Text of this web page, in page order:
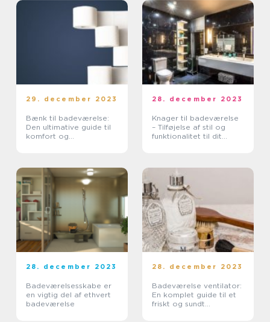
29. december 2023
Bænk til badeværelse:
Den ultimative guide til
komfort og
28. december 2023
Knager til badeværelse
– Tilføjelse af stil og
funktionalitet til dit
28. december 2023
Badeværelsesskabe er
en vigtig del af ethvert
badeværelse
28. december 2023
Badeværelse ventilator:
En komplet guide til et
friskt og sundt